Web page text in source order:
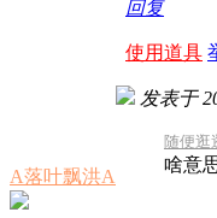
回复
使用道具
A落叶飘洪A
发表于
随便逛
啥意